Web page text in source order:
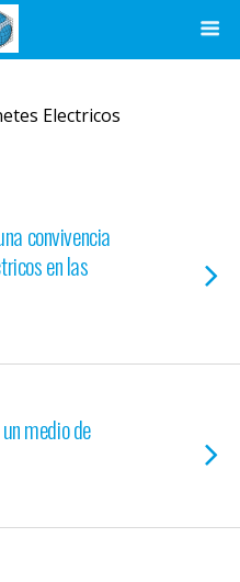
Electricos
convivencia
en las
medio de